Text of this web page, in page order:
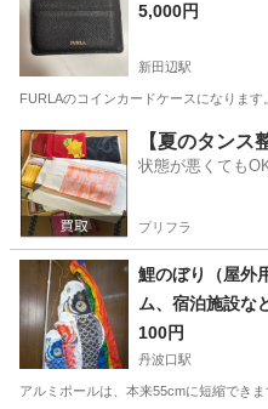
5,000円
新田辺駅
FURLAのコインカードケースになります。
京都 京田辺市 新田辺駅 そ
【夏のタンス
状態が悪くても
プリフラ
鯉のぼり（屋外
ム、宿泊施設な
100円
丹波口駅
アルミポールは、本来55cmに短縮でき